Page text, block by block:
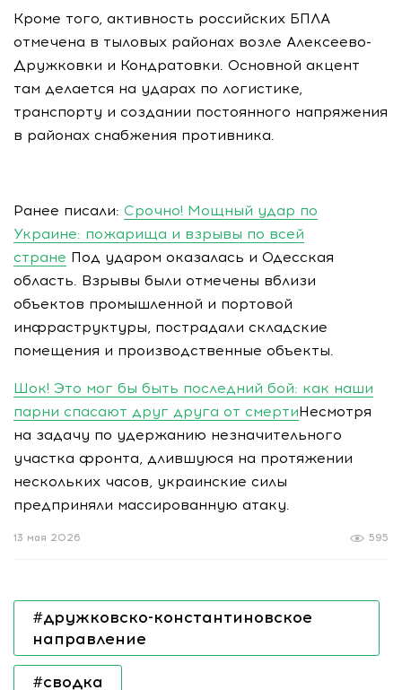
Кроме того, активность российских БПЛА
отмечена в тыловых районах возле Алексеево-
Дружковки и Кондратовки. Основной акцент
там делается на ударах по логистике,
транспорту и создании постоянного напряжения
в районах снабжения противника.
Ранее писали: Срочно! Мощный удар по
Украине: пожарища и взрывы по всей
стране Под ударом оказалась и Одесская
область. Взрывы были отмечены вблизи
объектов промышленной и портовой
инфраструктуры, пострадали складские
помещения и производственные объекты.
Шок! Это мог бы быть последний бой: как наши
парни спасают друг друга от смертиНесмотря
на задачу по удержанию незначительного
участка фронта, длившуюся на протяжении
нескольких часов, украинские силы
предприняли массированную атаку.
595
13 мая 2026
#дружковско-константиновское
направление
#сводка